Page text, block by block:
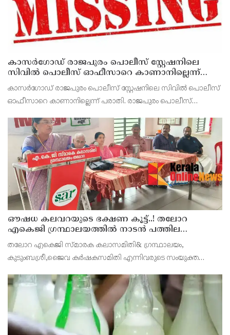
കാസർഗോഡ് രാജപുരം പൊലീസ് സ്റ്റേഷനിലെ
സിവില്‍ പൊലീസ് ഓഫീസാറെ കാണാനില്ലെന്ന്
പരാതി
കാസർഗോഡ് രാജപുരം പൊലീസ് സ്റ്റേഷനിലെ സിവില്‍ പൊലീസ്
ഓഫീസാറെ കാണാനില്ലെന്ന് പരാതി. രാജപുരം പൊലീസ്
(27) കഴിഞ്ഞ തിങ്കളാഴ്ച മുതല്‍ കാണാതായത്.ബേളൂർ അട്ടേങ്
ഔഷധ കലവറയുടെ ഭക്ഷണ കൂട്ട്..! തലോറ
എകെജി ഗ്രന്ഥാലയത്തിൽ നാടൻ പത്തില
കറികളുടെ പ്രദർശനവും ക്ലാസും സംഘടിപ്പിച്ചു
തലോറ എകെജി സ്മാരക കലാസമിതി& ഗ്രന്ഥാലയം,
കുടുംബശ്രീ,ജൈവ കർഷകസമിതി എന്നിവരുടെ സംയുക്ത
പത്തില കറികളുടെ പ്രദർശനവും ക്ലാസും സംഘടിപ്പിച്ചു. നാടൻ
ഇലക്കറികള